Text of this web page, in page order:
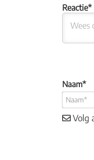
Naam*
Volg